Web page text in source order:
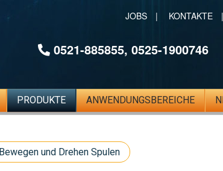
JOBS| KONTAKTE
0521-885855,0525-1900746
PRODUKTE ANWENDUNGSBEREICHE
Bewegen und Drehen Spulen